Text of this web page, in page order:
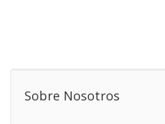
Sobre Nosotros